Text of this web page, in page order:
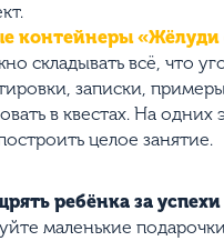
контейнеры «Жёлуди
складывать всё, что
записки,
в квестах. На одних
целое занятие.
ребёнка за
маленькие